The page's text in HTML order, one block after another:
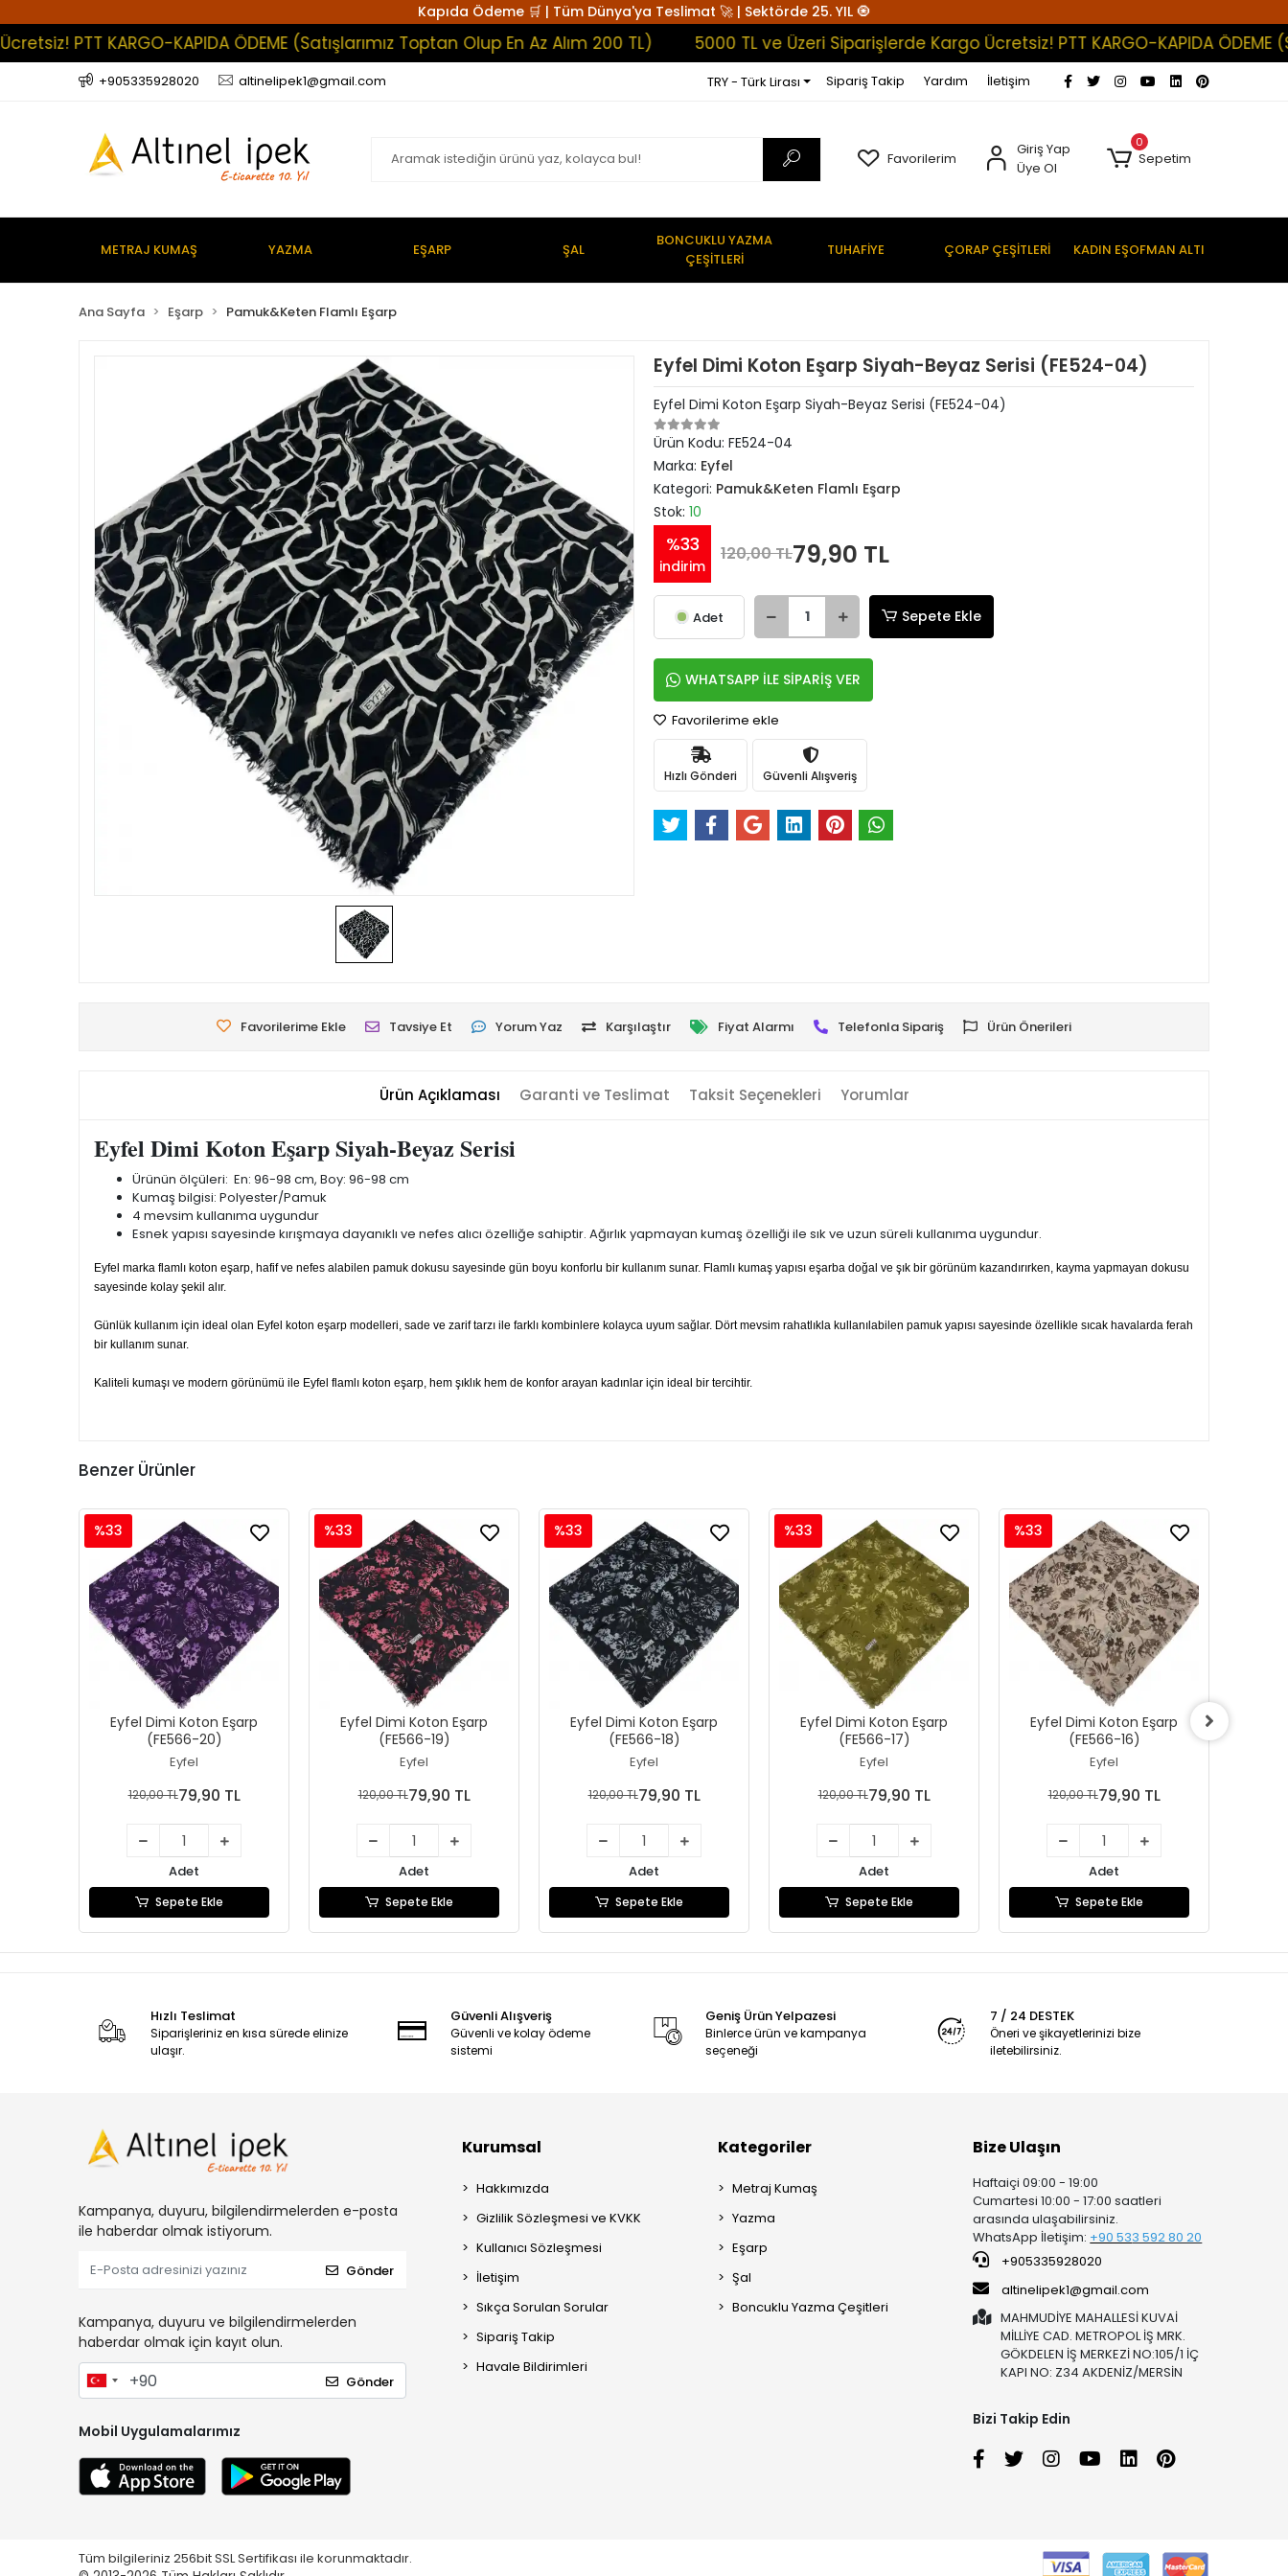
Kapıda Ödeme 🛒 | Tüm Dünya'ya Teslimat 🚀 | Sektörde 25. YIL 🧿
KARGO-KAPIDA ÖDEME (Satışlarımız Toptan Olup En Az Alım 200 TL) 5000 TL ve Üzeri Siparişlerde Kargo Ücretsiz! PTT KARGO-KAPIDA ÖDEME
+905335928020 altinelipek1@gmail.com TRY - Türk Lirası Sipariş Takip Yardım İletişim
Favorilerim
Giriş Yap
Üye Ol
0
Sepetim
METRAJ KUMAŞ YAZMA EŞARP ŞAL
BONCUKLU YAZMA
ÇEŞİTLERİ
TUHAFİYE ÇORAP ÇEŞİTLERİ KADIN EŞOFMAN ALTI
Ana Sayfa Eşarp Pamuk&Keten Flamlı Eşarp
Eyfel Dimi Koton Eşarp Siyah-Beyaz Serisi (FE524-04)
Eyfel Dimi Koton Eşarp Siyah-Beyaz Serisi (FE524-04)
Ürün Kodu: FE524-04
Marka: Eyfel
Kategori: Pamuk&Keten Flamlı Eşarp
Stok: 10
%33
indirim
120,00 TL79,90 TL
Adet Sepete Ekle
WHATSAPP İLE SİPARİŞ VER
Favorilerime ekle
Hızlı Gönderi Güvenli Alışveriş
Favorilerime Ekle Tavsiye Et Yorum Yaz Karşılaştır Fiyat Alarmı Telefonla Sipariş Ürün Önerileri
Ürün Açıklaması Garanti ve Teslimat Taksit Seçenekleri Yorumlar
Eyfel Dimi Koton Eşarp Siyah-Beyaz Serisi
Ürünün ölçüleri: En: 96-98 cm, Boy: 96-98 cm
Kumaş bilgisi: Polyester/Pamuk
4 mevsim kullanıma uygundur
Esnek yapısı sayesinde kırışmaya dayanıklı ve nefes alıcı özelliğe sahiptir. Ağırlık yapmayan kumaş özelliği ile sık ve uzun süreli kullanıma uygundur.
Eyfel marka flamlı koton eşarp, hafif ve nefes alabilen pamuk dokusu sayesinde gün boyu konforlu bir kullanım sunar. Flamlı kumaş yapısı eşarba doğal ve şık bir görünüm kazandırırken, kayma yapmayan dokusu
sayesinde kolay şekil alır.
Günlük kullanım için ideal olan Eyfel koton eşarp modelleri, sade ve zarif tarzı ile farklı kombinlere kolayca uyum sağlar. Dört mevsim rahatlıkla kullanılabilen pamuk yapısı sayesinde özellikle sıcak havalarda ferah
bir kullanım sunar.
Kaliteli kumaşı ve modern görünümü ile Eyfel flamlı koton eşarp, hem şıklık hem de konfor arayan kadınlar için ideal bir tercihtir.
Benzer Ürünler
Eyfel Dimi Koton Eşarp
(FE566-20)
Eyfel
%33
120,00 TL79,90 TL
Adet
Sepete Ekle
Eyfel Dimi Koton Eşarp
(FE566-19)
Eyfel
%33
120,00 TL79,90 TL
Adet
Sepete Ekle
Eyfel Dimi Koton Eşarp
(FE566-18)
Eyfel
%33
120,00 TL79,90 TL
Adet
Sepete Ekle
Eyfel Dimi Koton Eşarp
(FE566-17)
Eyfel
%33
120,00 TL79,90 TL
Adet
Sepete Ekle
Eyfel Dimi Koton Eşarp
(FE566-16)
Eyfel
%33
120,00 TL79,90 TL
Adet
Sepete Ekle
Hızlı Teslimat
Siparişleriniz en kısa sürede elinize
ulaşır.
Güvenli Alışveriş
Güvenli ve kolay ödeme
sistemi
Geniş Ürün Yelpazesi
Binlerce ürün ve kampanya
seçeneği
7 / 24 DESTEK
Öneri ve şikayetlerinizi bize
iletebilirsiniz.
Kampanya, duyuru, bilgilendirmelerden e-posta
ile haberdar olmak istiyorum.
Gönder
Kampanya, duyuru ve bilgilendirmelerden
haberdar olmak için kayıt olun.
Gönder
Mobil Uygulamalarımız
Kurumsal
Hakkımızda
Gizlilik Sözleşmesi ve KVKK
Kullanıcı Sözleşmesi
İletişim
Sıkça Sorulan Sorular
Sipariş Takip
Havale Bildirimleri
Kategoriler
Metraj Kumaş
Yazma
Eşarp
Şal
Boncuklu Yazma Çeşitleri
Bize Ulaşın
Haftaiçi 09:00 - 19:00
Cumartesi 10:00 - 17:00 saatleri
arasında ulaşabilirsiniz.
WhatsApp İletişim: +90 533 592 80 20
+905335928020
altinelipek1@gmail.com
MAHMUDİYE MAHALLESİ KUVAİ
MİLLİYE CAD. METROPOL İŞ MRK.
GÖKDELEN İŞ MERKEZİ NO:105/1 İÇ
KAPI NO: Z34 AKDENİZ/MERSİN
Bizi Takip Edin
Tüm bilgileriniz 256bit SSL Sertifikası ile korunmaktadır.